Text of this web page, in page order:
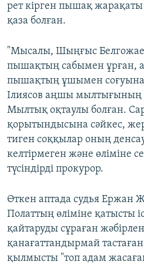
рет кірген пышақ
қаза болған.
"Мысалы, Шыңғыс
пышақтың сабымен ұрған,
пышақтың ұшымен соғуына
Ілиясов аңшы мылтығының
Мылтық оқтаулы болған.
қорытындысына сәйкес,
тиген соққылар оның
келтірмеген және өліміне
түсіндірді прокурор.
Өткен аптада судья Ержан
Полаттың өліміне қатысты
қайтаруды сұраған
қанағаттандырмай
қылмысты "топ адам